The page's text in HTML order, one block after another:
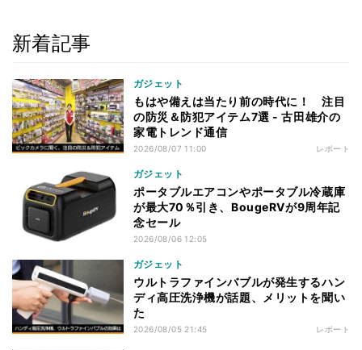
新着記事
ガジェット
もはや備えは当たり前の時代に！ 注目
の防災＆防犯アイテム7選 - 古田雄介の
家電トレンド通信
2026/08/07 11:00 レポート
ガジェット
ポータブルエアコンやポータブル冷蔵庫
が最大70％引き、BougeRVが9周年記
念セール
2026/08/06 12:05
ガジェット
ウルトラファインバブルが発生するハン
ディ高圧洗浄機が話題、メリットを聞い
た
2026/08/05 21:45 レポート